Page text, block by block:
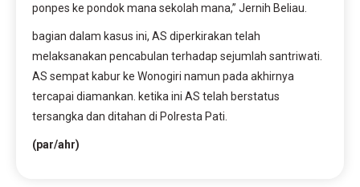
ponpes ke pondok mana sekolah mana,” Jernih Beliau.
bagian dalam kasus ini, AS diperkirakan telah
melaksanakan pencabulan terhadap sejumlah santriwati.
AS sempat kabur ke Wonogiri namun pada akhirnya
tercapai diamankan. ketika ini AS telah berstatus
tersangka dan ditahan di Polresta Pati.
(par/ahr)